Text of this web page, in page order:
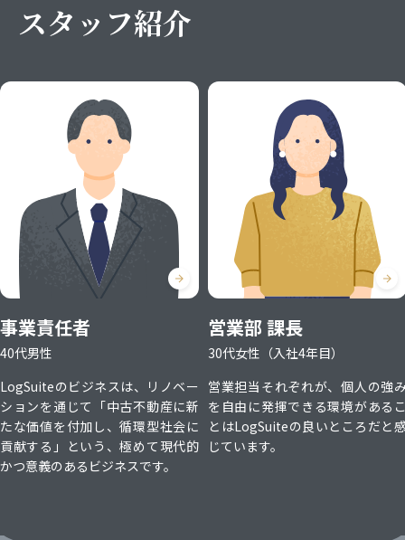
スタッフ紹介
事業責任者
40代男性
LogSuiteのビジネスは、リノベー
ションを通じて「中古不動産に新
たな価値を付加し、循環型社会に
貢献する」という、極めて現代的
かつ意義のあるビジネスです。
営業部 課長
30代女性（入社4年目）
営業担当それぞれが、個人の強
を自由に発揮できる環境がある
とはLogSuiteの良いところだと
じています。